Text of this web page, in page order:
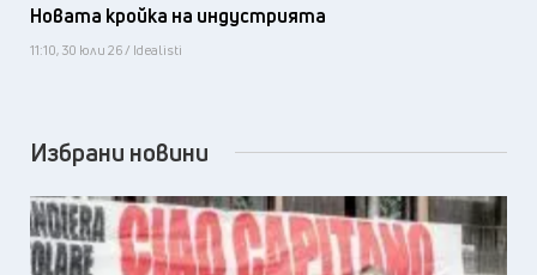
Новата кройка на индустрията
11:10, 30 юли 26 / Idealisti
Избрани новини